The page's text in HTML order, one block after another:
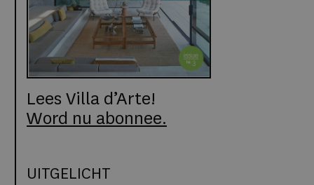
Lees Villa d’Arte!
Word nu abonnee.
UITGELICHT